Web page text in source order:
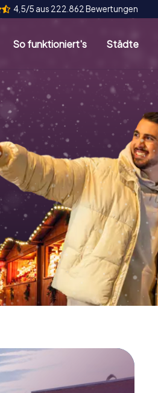
4,5/5 aus 222.862 Bewertungen
So funktioniert's Städte